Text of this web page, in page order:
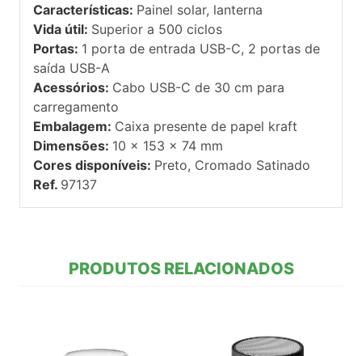
Características: Painel solar, lanterna
Vida útil: Superior a 500 ciclos
Portas: 1 porta de entrada USB-C, 2 portas de
saída USB-A
Acessórios: Cabo USB-C de 30 cm para
carregamento
Embalagem: Caixa presente de papel kraft
Dimensões: 10 x 153 x 74 mm
Cores disponíveis: Preto, Cromado Satinado
Ref. 97137
PRODUTOS RELACIONADOS